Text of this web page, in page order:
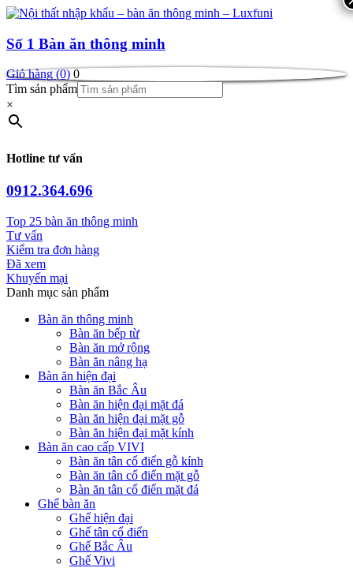
Số 1 Bàn ăn thông minh
Giỏ hàng (0) 0
Tìm sản phẩm
×
Hotline tư vấn
0912.364.696
Top 25 bàn ăn thông minh
Tư vấn
Kiểm tra đơn hàng
Đã xem
Khuyến mại
Danh mục sản phẩm
Bàn ăn thông minh
Bàn ăn bếp từ
Bàn ăn mở rộng
Bàn ăn nâng hạ
Bàn ăn hiện đại
Bàn ăn Bắc Âu
Bàn ăn hiện đại mặt đá
Bàn ăn hiện đại mặt gỗ
Bàn ăn hiện đại mặt kính
Bàn ăn cao cấp VIVI
Bàn ăn tân cổ điển gỗ kính
Bàn ăn tân cổ điển mặt gỗ
Bàn ăn tân cổ điển mặt đá
Ghế bàn ăn
Ghế hiện đại
Ghế tân cổ điển
Ghế Bắc Âu
Ghế Vivi